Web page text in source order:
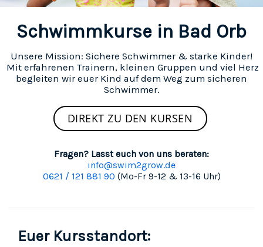
Schwimmkurse in Bad Orb
Unsere Mission: Sichere Schwimmer & starke Kinder!
Mit erfahrenen Trainern, kleinen Gruppen und viel Herz
begleiten wir euer Kind auf dem Weg zum sicheren
Schwimmer.
DIREKT ZU DEN KURSEN
Fragen? Lasst euch von uns beraten:
info@swim2grow.de
0621 / 121 881 90 (Mo-Fr 9-12 & 13-16 Uhr)
Euer Kursstandort: